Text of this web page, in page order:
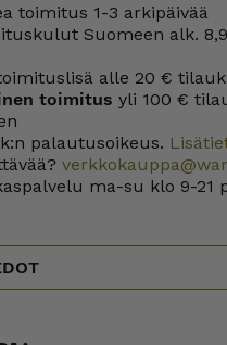
toimitus 1-3 arkipäivää
Suomeen alk.
alle 20 €
toimitus yli 100 €
palautusoikeus.
ma-su klo 9-21